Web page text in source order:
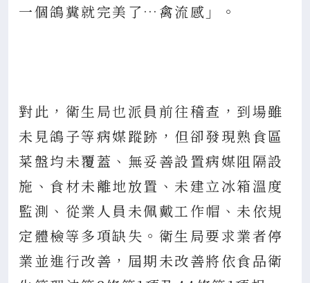
一個鴿糞就完美了…禽流感」。
對此，衛生局也派員前往稽查，到場雖
未見鴿子等病媒蹤跡，但卻發現熟食區
菜盤均未覆蓋、無妥善設置病媒阻隔設
施、食材未離地放置、未建立冰箱溫度
監測、從業人員未佩戴工作帽、未依規
定體檢等多項缺失。衛生局要求業者停
業並進行改善，屆期未改善將依食品衛